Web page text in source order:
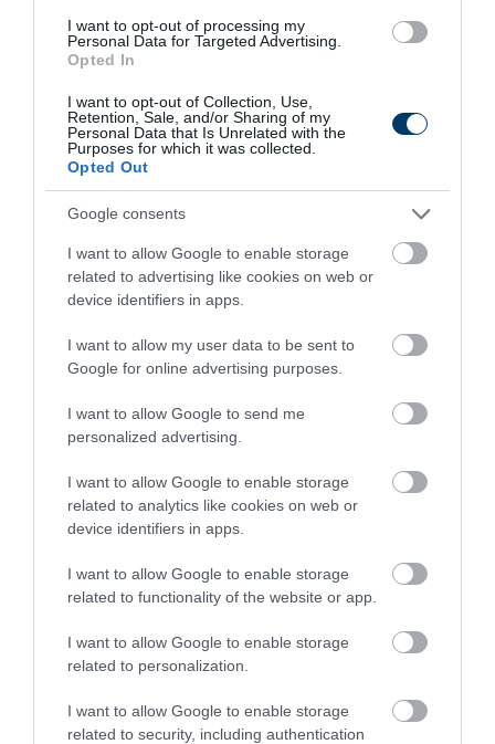
I want to opt-out of processing my
Personal Data for Targeted Advertising.
Opted In
I want to opt-out of Collection, Use,
Retention, Sale, and/or Sharing of my
Personal Data that Is Unrelated with the
Purposes for which it was collected.
Opted Out
Google consents
I want to allow Google to enable storage
related to advertising like cookies on web or
device identifiers in apps.
I want to allow my user data to be sent to
Google for online advertising purposes.
I want to allow Google to send me
personalized advertising.
I want to allow Google to enable storage
related to analytics like cookies on web or
device identifiers in apps.
I want to allow Google to enable storage
related to functionality of the website or app.
I want to allow Google to enable storage
related to personalization.
I want to allow Google to enable storage
related to security, including authentication
This Simple Trick Removes All Parasites From
Your Body!
348 53 204
7 h 35 min